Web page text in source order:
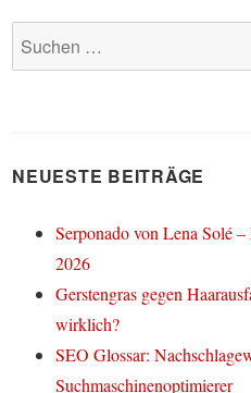
Suchen
nach:
NEUESTE BEITRÄGE
Serponado von Lena Solé
2026
Gerstengras gegen
wirklich?
SEO Glossar:
Suchmaschinenoptimierer